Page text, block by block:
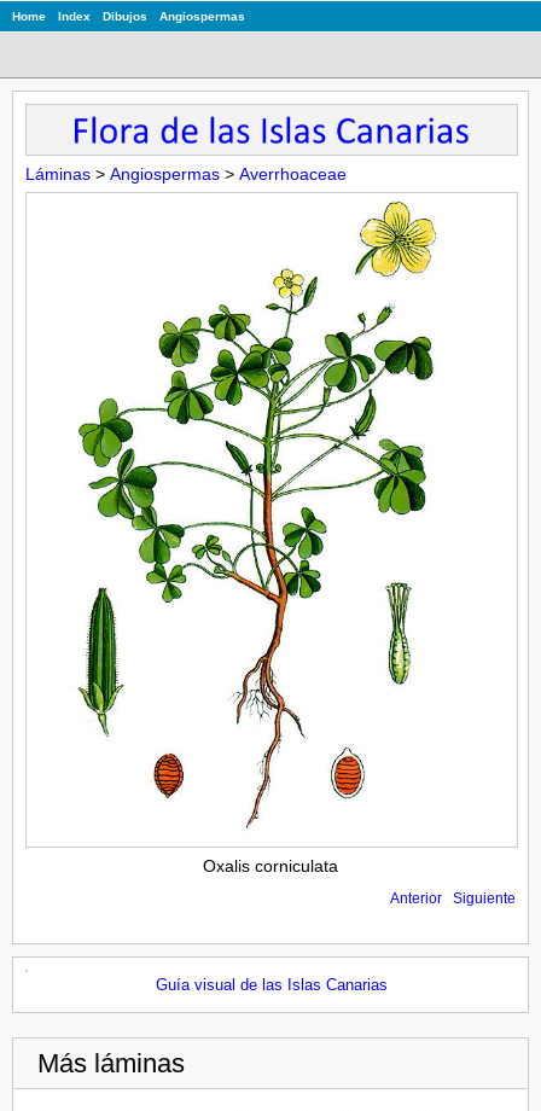
Home Index Dibujos Angiospermas
Láminas > Angiospermas > Averrhoaceae
Oxalis corniculata
Anterior Siguiente
Guía visual de las Islas Canarias
Más láminas